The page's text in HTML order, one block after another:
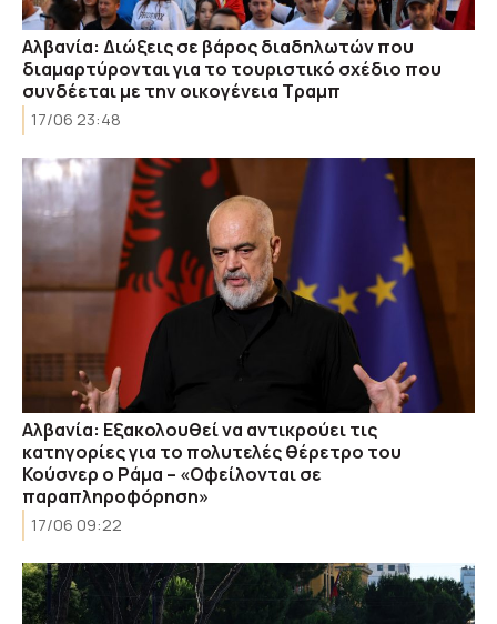
Αλβανία: Διώξεις σε βάρος διαδηλωτών που
διαμαρτύρονται για το τουριστικό σχέδιο που
συνδέεται με την οικογένεια Τραμπ
17/06 23:48
Aλβανία: Εξακολουθεί να αντικρούει τις
κατηγορίες για το πολυτελές θέρετρο του
Κούσνερ ο Ράμα – «Οφείλονται σε
παραπληροφόρηση»
17/06 09:22